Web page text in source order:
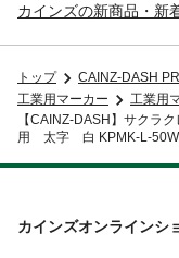
カインズの新商品・新
トップ CAINZ-DASH
工業用マーカー
工業用
【CAINZ-DASH】サクラ
用 太字 白 KPMK-L-50W
カインズオンラインシ